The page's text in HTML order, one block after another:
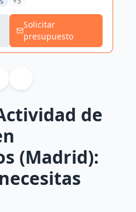
Solicitar
presupuesto
de
(Madrid):